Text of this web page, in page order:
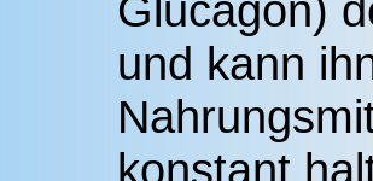
und kann
konstant